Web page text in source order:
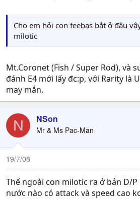
Cho em hỏi con feebas bắt ở đâu
milotic
Mt.Coronet (Fish / Super Rod), và
đánh E4 mới lấy đc:p, với Rarity là
may mắn.
N NSon
Mr & Ms Pac-Man
19/7/08
Thế ngoài con milotic ra ở bản D/
nước nào có attack và speed cao